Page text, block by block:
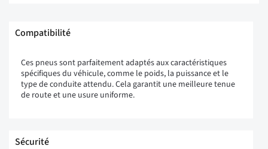
Compatibilité
Ces pneus sont parfaitement adaptés aux caractéristiques
spécifiques du véhicule, comme le poids, la puissance et le
type de conduite attendu. Cela garantit une meilleure tenue
de route et une usure uniforme.
Sécurité